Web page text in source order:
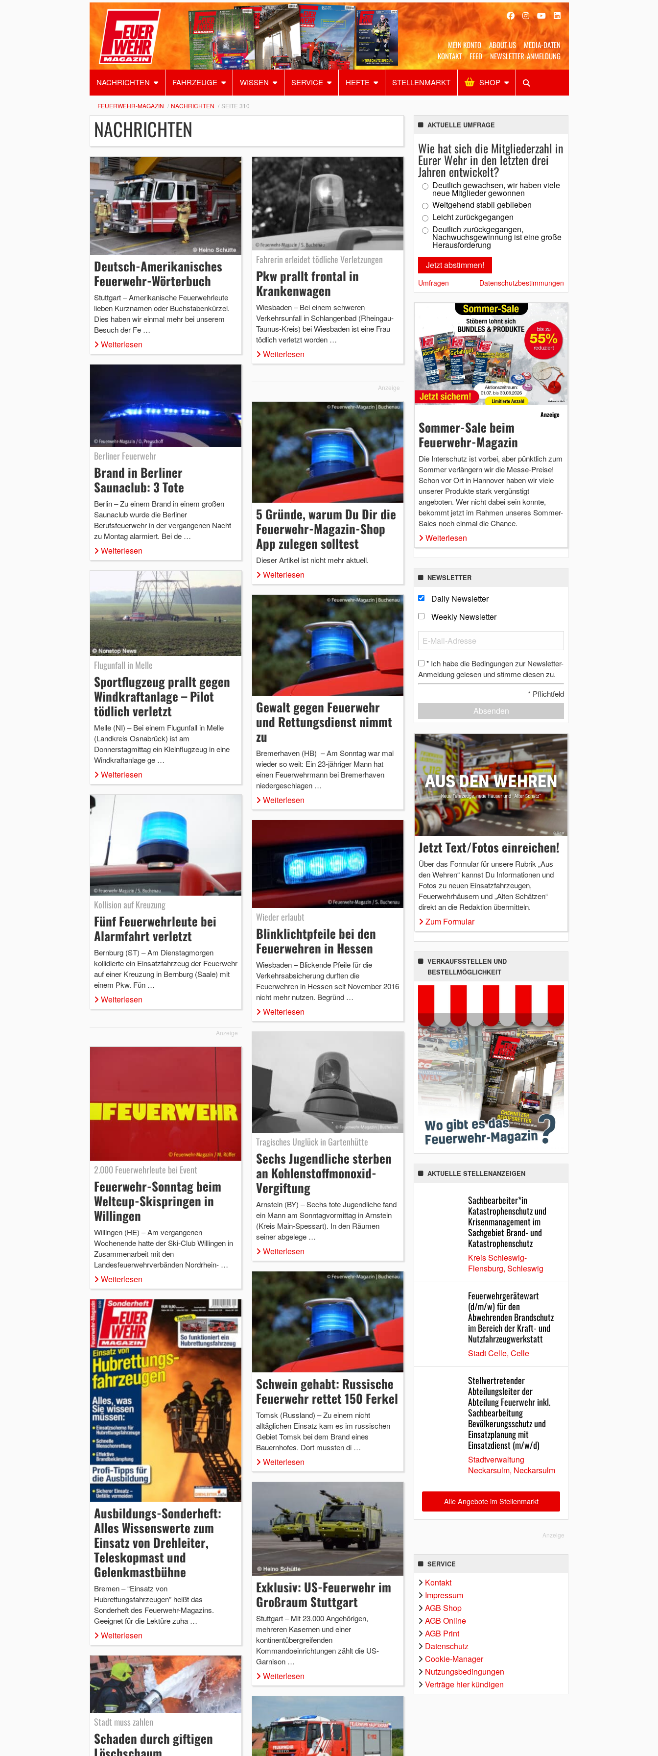
MEIN KONTO ABOUT US
MEDIA-DATEN
KONTAKT
FEED NEWSLETTER-ANMELDUNG
NACHRICHTEN FAHRZEUGE WISSEN SERVICE HEFTE STELLENMARKT SHOP
Alles Shop SUCHEN
FEUERWEHR-MAGAZIN NACHRICHTEN SEITE 310
NACHRICHTEN
Deutsch-Amerikanisches
Feuerwehr-Wörterbuch
Stuttgart – Amerikanische Feuerwehrleute
lieben Kurznamen oder Buchstabenkürzel.
Dies haben wir einmal mehr bei unserem
Besuch der Fe …
Weiterlesen
Fahrerin erleidet tödliche Verletzungen
Pkw prallt frontal in
Krankenwagen
Wiesbaden – Bei einem schweren
Verkehrsunfall in Schlangenbad (Rheingau-
Taunus-Kreis) bei Wiesbaden ist eine Frau
tödlich verletzt worden …
Weiterlesen
Berliner Feuerwehr
Brand in Berliner
Saunaclub: 3 Tote
Berlin – Zu einem Brand in einem großen
Saunaclub wurde die Berliner
Berufsfeuerwehr in der vergangenen Nacht
zu Montag alarmiert. Bei de …
Weiterlesen
Anzeige
Flugunfall in Melle
Sportflugzeug prallt gegen
Windkraftanlage – Pilot
tödlich verletzt
Melle (NI) – Bei einem Flugunfall in Melle
(Landkreis Osnabrück) ist am
Donnerstagmittag ein Kleinflugzeug in eine
Windkraftanlage ge …
Weiterlesen
5 Gründe, warum Du Dir die
Feuerwehr-Magazin-Shop
App zulegen solltest
Dieser Artikel ist nicht mehr aktuell.
Weiterlesen
Kollision auf Kreuzung
Fünf Feuerwehrleute bei
Alarmfahrt verletzt
Bernburg (ST) – Am Dienstagmorgen
kollidierte ein Einsatzfahrzeug der Feuerwehr
auf einer Kreuzung in Bernburg (Saale) mit
einem Pkw. Fün …
Weiterlesen
Gewalt gegen Feuerwehr
und Rettungsdienst nimmt
zu
Bremerhaven (HB) – Am Sonntag war mal
wieder so weit: Ein 23-jähriger Mann hat
einen Feuerwehrmann bei Bremerhaven
niedergeschlagen …
Weiterlesen
Anzeige
Wieder erlaubt
Blinklichtpfeile bei den
Feuerwehren in Hessen
Wiesbaden – Blickende Pfeile für die
Verkehrsabsicherung durften die
Feuerwehren in Hessen seit November 2016
nicht mehr nutzen. Begründ …
Weiterlesen
2.000 Feuerwehrleute bei Event
Feuerwehr-Sonntag beim
Weltcup-Skispringen in
Willingen
Willingen (HE) – Am vergangenen
Wochenende hatte der Ski-Club Willingen in
Zusammenarbeit mit den
Landesfeuerwehrverbänden Nordrhein- …
Weiterlesen
Tragisches Unglück in Gartenhütte
Sechs Jugendliche sterben
an Kohlenstoffmonoxid-
Vergiftung
Arnstein (BY) – Sechs tote Jugendliche fand
ein Mann am Sonntagvormittag in Arnstein
(Kreis Main-Spessart). In den Räumen
seiner abgelege …
Weiterlesen
Ausbildungs-Sonderheft:
Alles Wissenswerte zum
Einsatz von Drehleiter,
Teleskopmast und
Gelenkmastbühne
Bremen – “Einsatz von
Hubrettungsfahrzeugen” heißt das
Sonderheft des Feuerwehr-Magazins.
Geeignet für die Lektüre zuha …
Weiterlesen
Schwein gehabt: Russische
Feuerwehr rettet 150 Ferkel
Tomsk (Russland) – Zu einem nicht
alltäglichen Einsatz kam es im russischen
Gebiet Tomsk bei dem Brand eines
Bauernhofes. Dort mussten di …
Weiterlesen
Stadt muss zahlen
Schaden durch giftigen
Exklusiv: US-Feuerwehr im
Großraum Stuttgart
Stuttgart – Mit 23.000 Angehörigen,
mehreren Kasernen und einer
kontinentübergreifenden
Kommandoeinrichtungen zählt die US-
Garnison …
Weiterlesen
AKTUELLE UMFRAGE
Wie hat sich die Mitgliederzahl in
Eurer Wehr in den letzten drei
Jahren entwickelt?
Deutlich gewachsen, wir haben viele
neue Mitglieder gewonnen
Weitgehend stabil geblieben
Leicht zurückgegangen
Deutlich zurückgegangen,
Nachwuchsgewinnung ist eine große
Herausforderung
Umfragen Datenschutzbestimmungen
Anzeige
Sommer-Sale beim
Feuerwehr-Magazin
Die Interschutz ist vorbei, aber pünktlich zum
Sommer verlängern wir die Messe-Preise!
Schon vor Ort in Hannover haben wir viele
unserer Produkte stark vergünstigt
angeboten. Wer nicht dabei sein konnte,
bekommt jetzt im Rahmen unseres Sommer-
Sales noch einmal die Chance.
Weiterlesen
NEWSLETTER
Daily Newsletter
Weekly Newsletter
* Ich habe die Bedingungen zur Newsletter-
Anmeldung gelesen und stimme diesen zu.
* Pflichtfeld
Absenden
Jetzt Text/Fotos einreichen!
Über das Formular für unsere Rubrik „Aus
den Wehren“ kannst Du Informationen und
Fotos zu neuen Einsatzfahrzeugen,
Feuerwehrhäusern und „Alten Schätzen“
direkt an die Redaktion übermitteln.
Zum Formular
VERKAUFSSTELLEN UND
BESTELLMÖGLICHKEIT
AKTUELLE STELLENANZEIGEN
Sachbearbeiter*in
Katastrophenschutz und
Krisenmanagement im
Sachgebiet Brand- und
Katastrophenschutz
Kreis Schleswig-
Flensburg, Schleswig
Feuerwehrgerätewart
(d/m/w) für den
Abwehrenden Brandschutz
im Bereich der Kraft- und
Nutzfahrzeugwerkstatt
Stadt Celle, Celle
Stellvertretender
Abteilungsleiter der
Abteilung Feuerwehr inkl.
Sachbearbeitung
Bevölkerungsschutz und
Einsatzplanung mit
Einsatzdienst (m/w/d)
Stadtverwaltung
Neckarsulm, Neckarsulm
Alle Angebote im Stellenmarkt
Anzeige
SERVICE
Kontakt
Impressum
AGB Shop
AGB Online
AGB Print
Datenschutz
Cookie-Manager
Nutzungsbedingungen
Verträge hier kündigen